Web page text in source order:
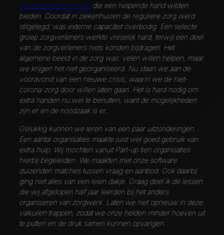
tienduizenden mensendie een helpende hand wilden
bieden. Doordat in ziekenhuizen de reguliere zorg werd
stilgelegd, was externe capaciteit overbodig. Een selecte
groep zorgverleners werkte vreselijk hard, terwijl een deel
van de zorgverleners niets konden bijdragen. Het
algemene beeld in de zorg was: velen willen helpen, maar
we krijgen het niet georganiseerd. Nu staan we aan de
vooravond van een nieuwe crisis, waarin we de niet-
corona-zorg door willen laten gaan. Het is hard nodig om
extra handen nu wel te benutten, want de mogelijkheden
zijn er en de noodzaak is er.
Gelukkig kunnen we leren van een paar uitzonderingen.
Een aantal organisaties maakte juist wel goed gebruik van
extra hulp. Wij mochten vanuit Part-up tien organisaties
hierbij begeleiden. We maakten met onze software
duizenden matches tussen vraag en aanbod. Ook daarbij
ging niet alles van een leien dakje. Graag deel ik de lessen
die wij afgelopen half jaar leerden bij het anders
organiseren van zorgwerk. Laten we niet opnieuw in deze
valkuilen trappen, zodat we onze helden minder hoeven uit
te putten en de druk samen kunnen opvangen.